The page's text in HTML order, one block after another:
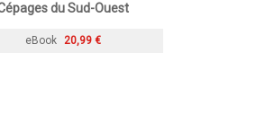
du Sud-Ouest
eBook 20,99 €